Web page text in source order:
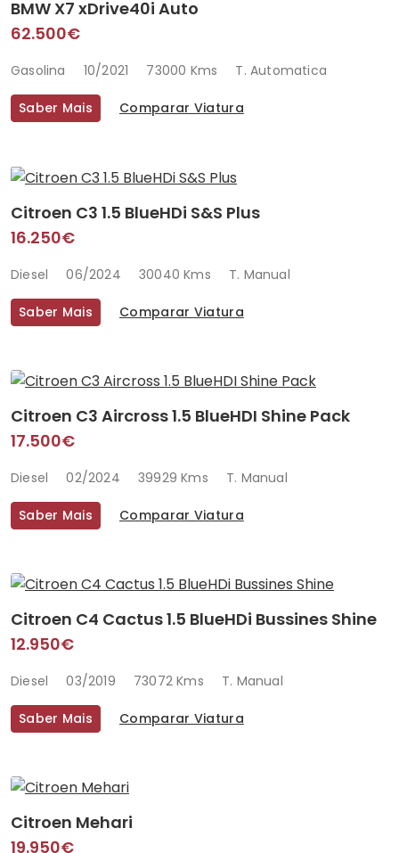
BMW X7 xDrive40i Auto
62.500€
Gasolina 10/2021 73000 Kms T. Automatica
Saber Mais Comparar Viatura
Citroen C3 1.5 BlueHDi S&S Plus
16.250€
Diesel 06/2024 30040 Kms T. Manual
Saber Mais Comparar Viatura
Citroen C3 Aircross 1.5 BlueHDI Shine Pack
17.500€
Diesel 02/2024 39929 Kms T. Manual
Saber Mais Comparar Viatura
Citroen C4 Cactus 1.5 BlueHDi Bussines Shine
12.950€
Diesel 03/2019 73072 Kms T. Manual
Saber Mais Comparar Viatura
Citroen Mehari
19.950€